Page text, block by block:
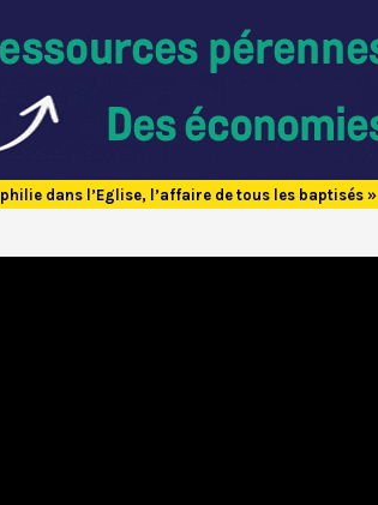
dans l’Eglise, l’affaire de tous les baptisés »